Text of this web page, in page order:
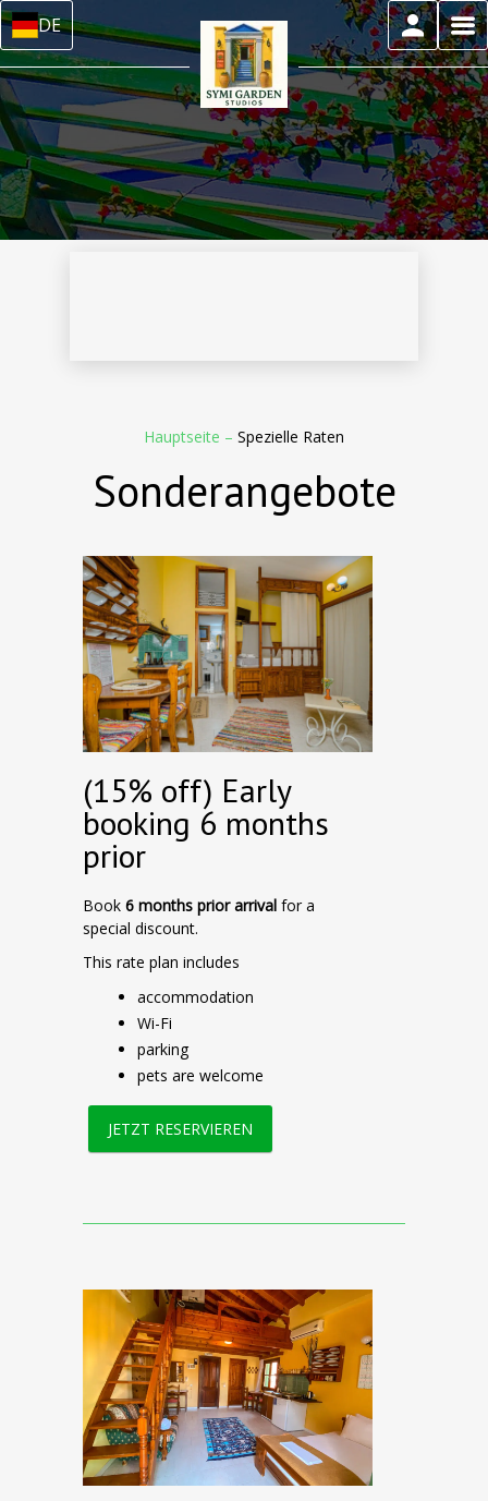
DE
Hauptseite – Spezielle Raten
Sonderangebote
(15% off) Early
booking 6 months
prior
Book 6 months prior arrival for a
special discount.
This rate plan includes
accommodation
Wi-Fi
parking
pets are welcome
JETZT RESERVIEREN